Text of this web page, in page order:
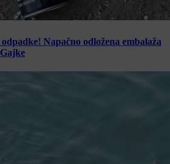
Napačno odložena embalaža